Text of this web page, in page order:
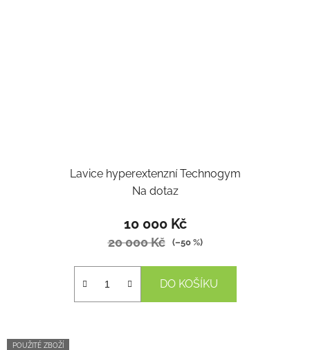
Lavice hyperextenzní Technogym
Na dotaz
10 000 Kč
20 000 Kč (–50 %)
DO KOŠÍKU
POUŽITÉ ZBOŽÍ